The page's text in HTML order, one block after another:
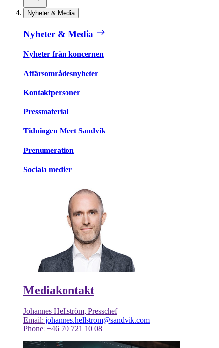
Nyheter & Media
Nyheter & Media
Nyheter från koncernen
Affärsområdesnyheter
Kontaktpersoner
Pressmaterial
Tidningen Meet Sandvik
Prenumeration
Sociala medier
Mediakontakt
Johannes Hellström, Presschef
Email: johannes.hellstrom@sandvik.com
Phone: +46 70 721 10 08